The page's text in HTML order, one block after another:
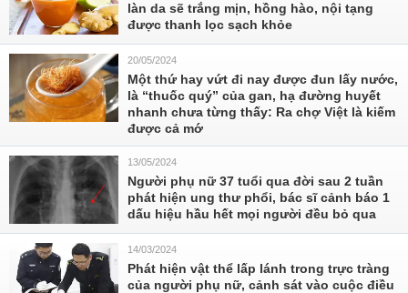
làn da sẽ trắng mịn, hồng hào, nội tạng
được thanh lọc sạch khỏe
20/05/2024
Một thứ hay vứt đi nay được đun lấy nước,
là “thuốc quý” của gan, hạ đường huyết
nhanh chưa từng thấy: Ra chợ Việt là kiếm
được cả mớ
13/05/2024
Người phụ nữ 37 tuổi qua đời sau 2 tuần
phát hiện ung thư phổi, bác sĩ cảnh báo 1
dấu hiệu hầu hết mọi người đều bỏ qua
14/03/2024
Phát hiện vật thể lấp lánh trong trực tràng
của người phụ nữ, cảnh sát vào cuộc điều